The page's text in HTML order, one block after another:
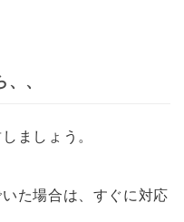
、
ましょう。
た場合は、すぐに対応